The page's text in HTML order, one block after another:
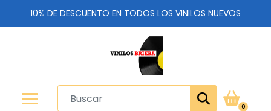
10% DE DESCUENTO EN TODOS LOS VINILOS NUEVOS
0